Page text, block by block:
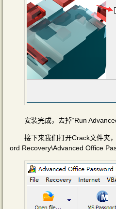
安装完成，去掉“Run
接下来我们打开Crack文件夹
ord Recovery\Advanced Office